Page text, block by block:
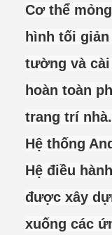
Cơ thể
hình tối
tường và
hoàn toàn
trang trí nhà.
Hệ thống
Hệ điều
được xây
xuống các